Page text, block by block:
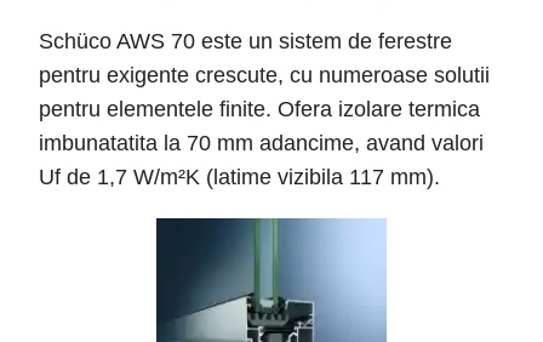
Schüco AWS 70 este un sistem de ferestre
pentru exigente crescute, cu numeroase solutii
pentru elementele finite. Ofera izolare termica
imbunatatita la 70 mm adancime, avand valori
Uf de 1,7 W/m²K (latime vizibila 117 mm).